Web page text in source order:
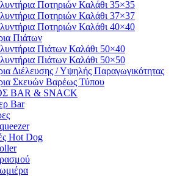
Ποτηριών Καλάθι 35×35
Ποτηριών Καλάθι 37×37
Ποτηριών Καλάθι 40×40
Πιάτων
Πιάτων Καλάθι 50×40
Πιάτων Καλάθι 50×50
Διέλευσης / Υψηλής Παραγωγικότητας
Σκευών Βαρέως Τύπου
BAR & SNACK
Bar
Hot Dog